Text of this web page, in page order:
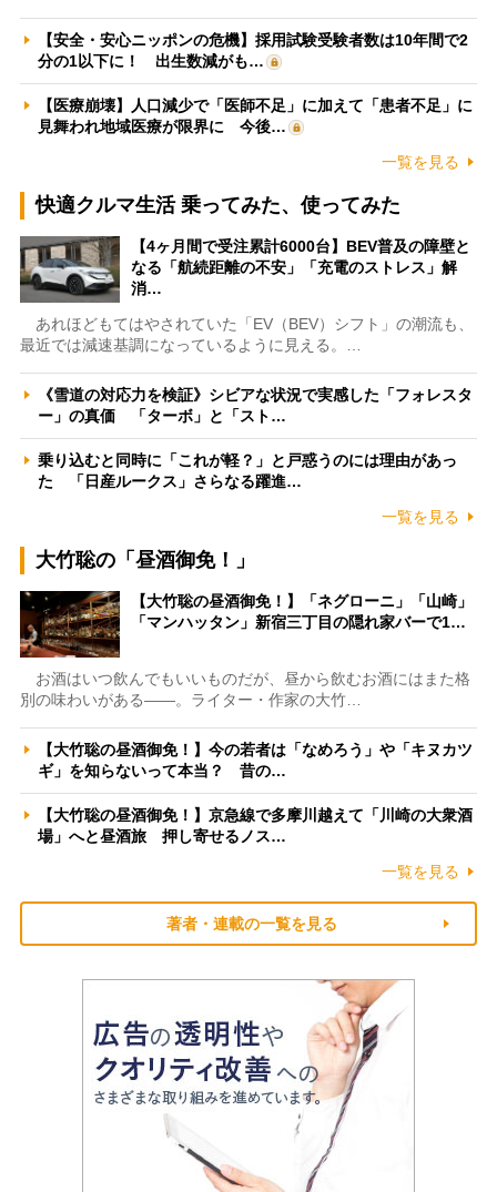
【安全・安心ニッポンの危機】採用試験受験者数は10年間で2
分の1以下に！ 出生数減がも…
【医療崩壊】人口減少で「医師不足」に加えて「患者不足」に
見舞われ地域医療が限界に 今後…
一覧を見る
快適クルマ生活 乗ってみた、使ってみた
【4ヶ月間で受注累計6000台】BEV普及の障壁と
なる「航続距離の不安」「充電のストレス」解
消…
あれほどもてはやされていた「EV（BEV）シフト」の潮流も、
最近では減速基調になっているように見える。…
《雪道の対応力を検証》シビアな状況で実感した「フォレスタ
ー」の真価 「ターボ」と「スト…
乗り込むと同時に「これが軽？」と戸惑うのには理由があっ
た 「日産ルークス」さらなる躍進…
一覧を見る
大竹聡の「昼酒御免！」
【大竹聡の昼酒御免！】「ネグローニ」「山崎」
「マンハッタン」新宿三丁目の隠れ家バーで1…
お酒はいつ飲んでもいいものだが、昼から飲むお酒にはまた格
別の味わいがある――。ライター・作家の大竹…
【大竹聡の昼酒御免！】今の若者は「なめろう」や「キヌカツ
ギ」を知らないって本当？ 昔の…
【大竹聡の昼酒御免！】京急線で多摩川越えて「川崎の大衆酒
場」へと昼酒旅 押し寄せるノス…
一覧を見る
著者・連載の一覧を見る